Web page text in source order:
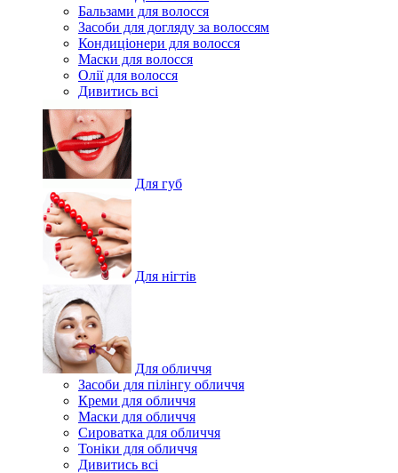
Бальзами для волосся
Засоби для догляду за волоссям
Кондиціонери для волосся
Маски для волосся
Олії для волосся
Дивитись всі
Для губ
Для нігтів
Для обличчя
Засоби для пілінгу обличчя
Креми для обличчя
Маски для обличчя
Сироватка для обличчя
Тоніки для обличчя
Дивитись всі